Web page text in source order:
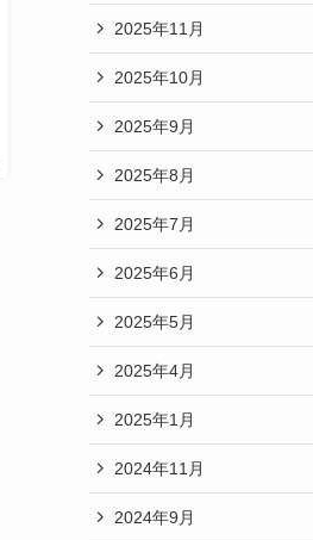
2025年11月
2025年10月
2025年9月
2025年8月
2025年7月
2025年6月
2025年5月
2025年4月
2025年1月
2024年11月
2024年9月